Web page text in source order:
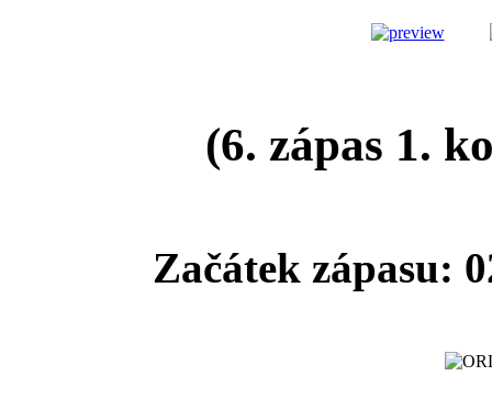
(6. zápas 1.
Začátek zápasu: